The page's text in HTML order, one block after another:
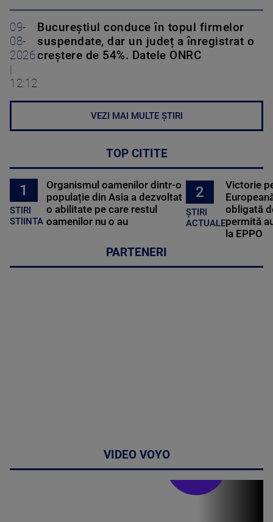
09-
08-
2026
12:12
Bucureștiul conduce în topul firmelor
suspendate, dar un județ a înregistrat o
creștere de 54%. Datele ONRC
VEZI MAI MULTE ȘTIRI
TOP CITITE
1
STIRI
STIINTA
Organismul oamenilor dintr-o
populație din Asia a dezvoltat
o abilitate pe care restul
oamenilor nu o au
2
ȘTIRI
ACTUALE
Victorie
obligată
permită
la EPPO
PARTENERI
VIDEO VOYO